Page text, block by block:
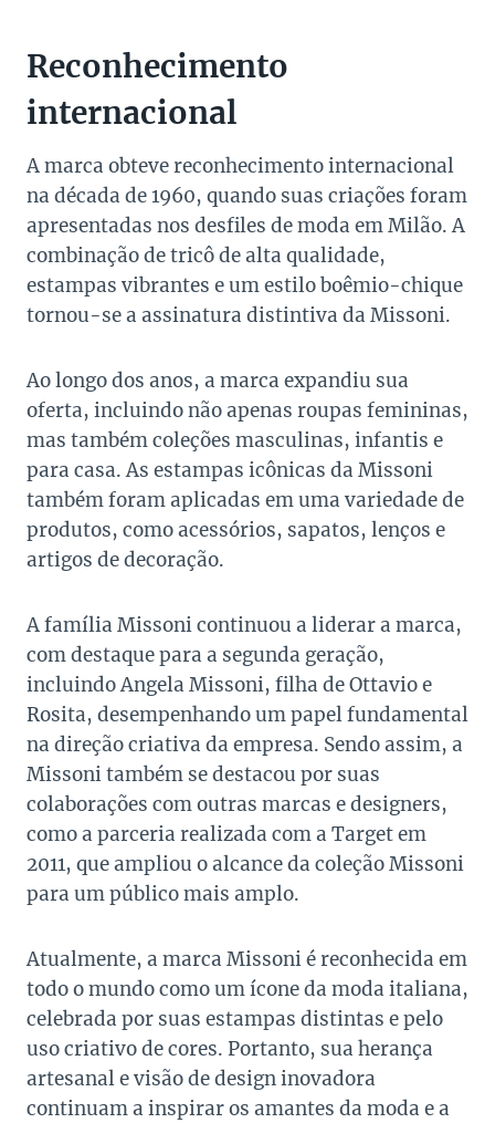
Reconhecimento
internacional
A marca obteve reconhecimento internacional
na década de 1960, quando suas criações foram
apresentadas nos desfiles de moda em Milão. A
combinação de tricô de alta qualidade,
estampas vibrantes e um estilo boêmio-chique
tornou-se a assinatura distintiva da Missoni.
Ao longo dos anos, a marca expandiu sua
oferta, incluindo não apenas roupas femininas,
mas também coleções masculinas, infantis e
para casa. As estampas icônicas da Missoni
também foram aplicadas em uma variedade de
produtos, como acessórios, sapatos, lenços e
artigos de decoração.
A família Missoni continuou a liderar a marca,
com destaque para a segunda geração,
incluindo Angela Missoni, filha de Ottavio e
Rosita, desempenhando um papel fundamental
na direção criativa da empresa. Sendo assim, a
Missoni também se destacou por suas
colaborações com outras marcas e designers,
como a parceria realizada com a Target em
2011, que ampliou o alcance da coleção Missoni
para um público mais amplo.
Atualmente, a marca Missoni é reconhecida em
todo o mundo como um ícone da moda italiana,
celebrada por suas estampas distintas e pelo
uso criativo de cores. Portanto, sua herança
artesanal e visão de design inovadora
continuam a inspirar os amantes da moda e a